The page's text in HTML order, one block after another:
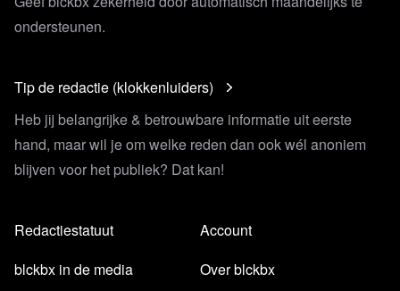
ondersteunen.
Tip de redactie (klokkenluiders)
Heb jij belangrijke & betrouwbare informatie uit eerste
hand, maar wil je om welke reden dan ook wél anoniem
blijven voor het publiek? Dat kan!
Redactiestatuut
blckbx in de media
Account
Over blckbx